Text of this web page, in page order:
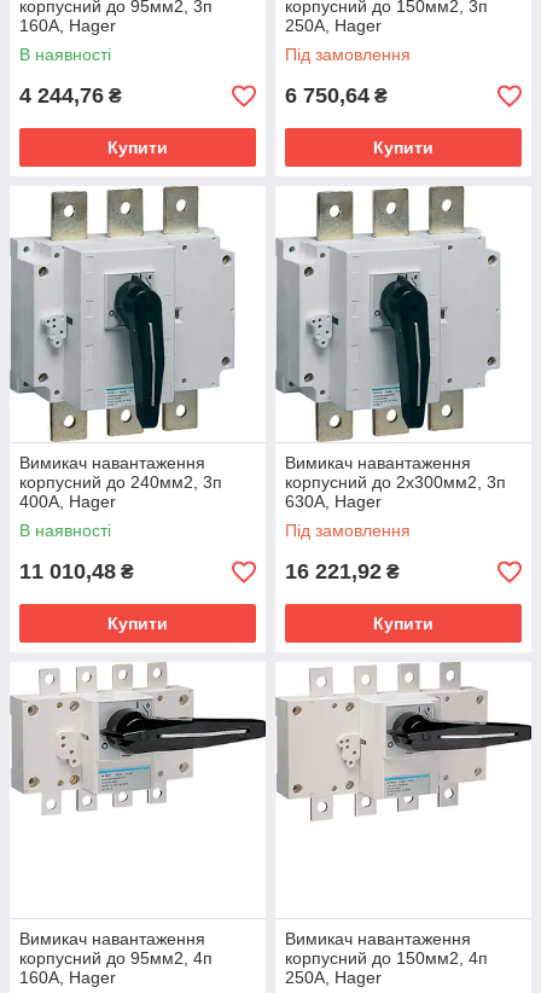
корпусний до 95мм2, 3п
160А, Hager
В наявності
4 244,76 ₴
Купити
корпусний до 150мм2, 3п
250А, Hager
Під замовлення
6 750,64 ₴
Купити
Вимикач навантаження
корпусний до 240мм2, 3п
400А, Hager
В наявності
11 010,48 ₴
Купити
Вимикач навантаження
корпусний до 2х300мм2, 3п
630А, Hager
Під замовлення
16 221,92 ₴
Купити
Вимикач навантаження
корпусний до 95мм2, 4п
160А, Hager
Вимикач навантаження
корпусний до 150мм2, 4п
250А, Hager